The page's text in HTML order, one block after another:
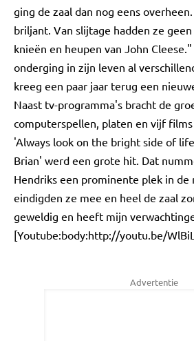
ging de zaal dan nog eens
briljant. Van slijtage hadden ze
knieën en heupen van John
onderging in zijn leven al
kreeg een paar jaar terug een
Naast tv-programma's bracht de
computerspellen, platen en vijf
'Always look on the bright side of
Brian' werd een grote hit. Dat
Hendriks een prominente plek in de
eindigden ze mee en heel de zaal
geweldig en heeft mijn
[Youtube:body:http://youtu.be/
Advertentie